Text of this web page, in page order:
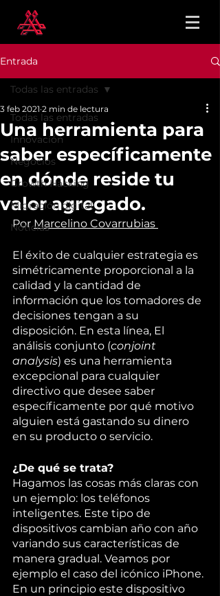
Entrada
Todas las entradas
Innovación
Negocios
Growth Hacking
Migración digital
Noticias
Todas las entradas
Una herramienta para
saber específicamente
en dónde reside tu
valor agregado.
3 feb 2021 2 min de lectura
Por Marcelino Covarrubias
El éxito de cualquier estrategia es
simétricamente proporcional a la
calidad y la cantidad de
información que los tomadores de
decisiones tengan a su
disposición. En esta línea, El
análisis conjunto (conjoint
analysis) es una herramienta
excepcional para cualquier
directivo que desee saber
específicamente por qué motivo
alguien está gastando su dinero
en su producto o servicio.
¿De qué se trata?
Hagamos las cosas más claras con
un ejemplo: los teléfonos
inteligentes. Este tipo de
dispositivos cambian año con año
variando sus características de
manera gradual. Veamos por
ejemplo el caso del icónico iPhone.
En un principio este dispositivo